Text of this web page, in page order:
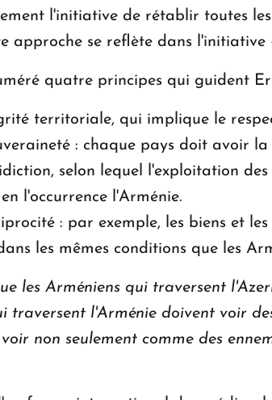
l'initiative de rétablir toutes
approche se reflète dans l'initiative
quatre principes qui guident
territoriale, qui implique le
: chaque pays doit avoir
selon lequel l'exploitation
l'occurrence l'Arménie.
: par exemple, les biens et
les mêmes conditions que les
les Arméniens qui traversent
traversent l'Arménie doivent voir
non seulement comme des